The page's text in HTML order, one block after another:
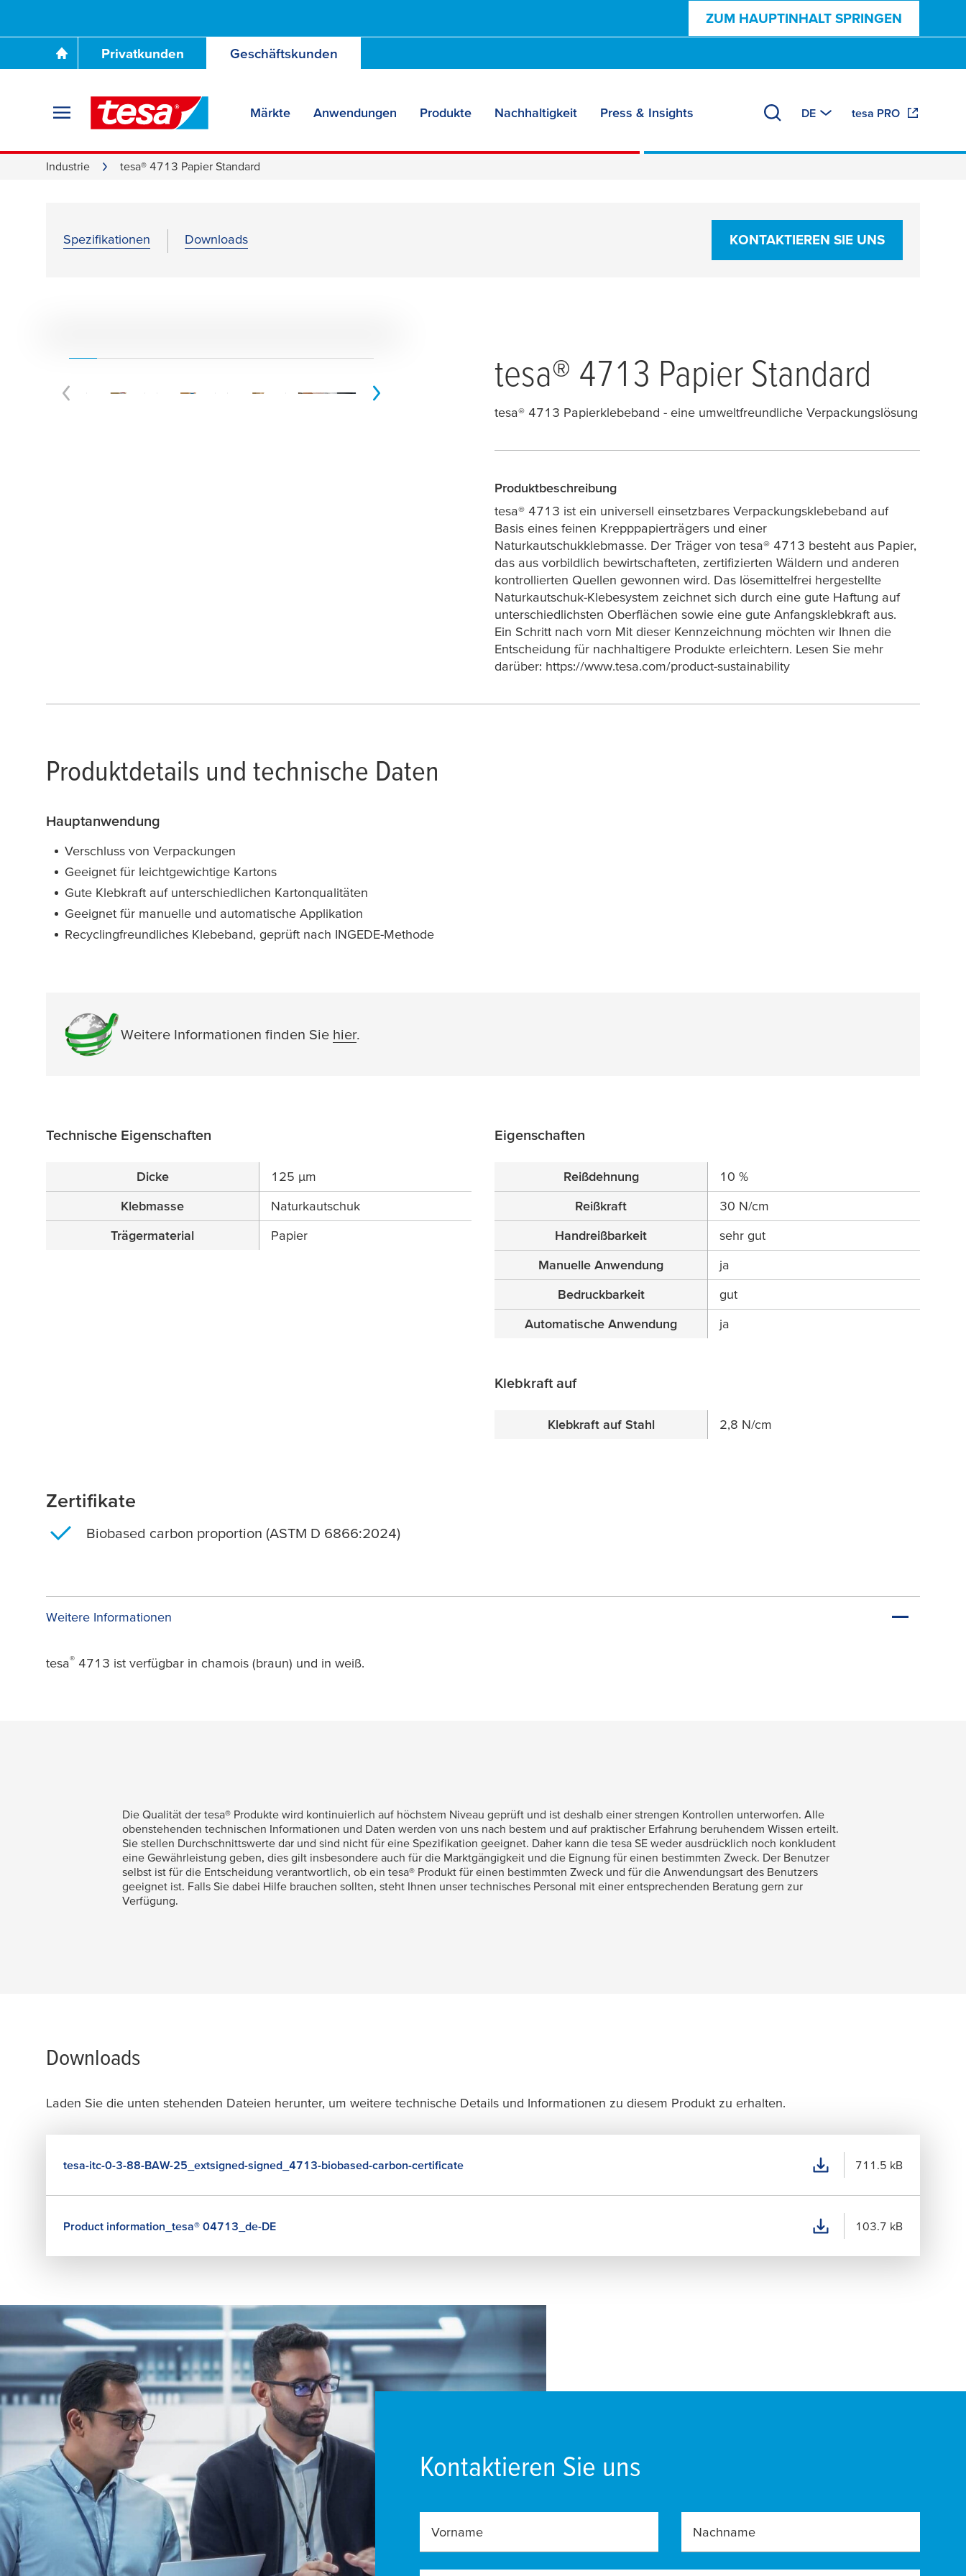
ZUM HAUPTINHALT SPRINGEN
Privatkunden Geschäftskunden
Märkte Anwendungen Produkte Nachhaltigkeit Press & Insights DE tesa PRO
Industrie tesa® 4713 Papier Standard
Spezifikationen Downloads KONTAKTIEREN SIE UNS
tesa® 4713 Papier Standard
tesa® 4713 Papierklebeband - eine umweltfreundliche Verpackungslösung
Produktbeschreibung
tesa® 4713 ist ein universell einsetzbares Verpackungsklebeband auf
Basis eines feinen Krepppapierträgers und einer
Naturkautschukklebmasse. Der Träger von tesa® 4713 besteht aus Papier,
das aus vorbildlich bewirtschafteten, zertifizierten Wäldern und anderen
kontrollierten Quellen gewonnen wird. Das lösemittelfrei hergestellte
Naturkautschuk-Klebesystem zeichnet sich durch eine gute Haftung auf
unterschiedlichsten Oberflächen sowie eine gute Anfangsklebkraft aus.
Ein Schritt nach vorn Mit dieser Kennzeichnung möchten wir Ihnen die
Entscheidung für nachhaltigere Produkte erleichtern. Lesen Sie mehr
darüber: https://www.tesa.com/product-sustainability
Produktdetails und technische Daten
Hauptanwendung
Verschluss von Verpackungen
Geeignet für leichtgewichtige Kartons
Gute Klebkraft auf unterschiedlichen Kartonqualitäten
Geeignet für manuelle und automatische Applikation
Recyclingfreundliches Klebeband, geprüft nach INGEDE-Methode
Weitere Informationen finden Sie hier.
Technische Eigenschaften
Dicke 125 µm
Klebmasse
Naturkautschuk
Trägermaterial
Papier
Eigenschaften
Reißdehnung
10 %
Reißkraft
30 N/cm
Handreißbarkeit
sehr gut
Manuelle Anwendung
ja
Bedruckbarkeit
gut
Automatische Anwendung
ja
Klebkraft auf
Klebkraft auf Stahl 2,8 N/cm
Zertifikate
Biobased carbon proportion (ASTM D 6866:2024)
Weitere Informationen
tesa® 4713 ist verfügbar in chamois (braun) und in weiß.
Die Qualität der tesa® Produkte wird kontinuierlich auf höchstem Niveau geprüft und ist deshalb einer strengen Kontrollen unterworfen. Alle
obenstehenden technischen Informationen und Daten werden von uns nach bestem und auf praktischer Erfahrung beruhendem Wissen erteilt.
Sie stellen Durchschnittswerte dar und sind nicht für eine Spezifikation geeignet. Daher kann die tesaSE weder ausdrücklich noch konkludent
eine Gewährleistung geben, dies gilt insbesondere auch für die Marktgängigkeit und die Eignung für einen bestimmten Zweck. Der Benutzer
selbst ist für die Entscheidung verantwortlich, ob ein tesa® Produkt für einen bestimmten Zweck und für die Anwendungsart des Benutzers
geeignet ist. Falls Sie dabei Hilfe brauchen sollten, steht Ihnen unser technisches Personal mit einer entsprechenden Beratung gern zur
Verfügung.
Downloads
Laden Sie die unten stehenden Dateien herunter, um weitere technische Details und Informationen zu diesem Produkt zu erhalten.
tesa-itc-0-3-88-BAW-25_extsigned-signed_4713-biobased-carbon-certificate 711.5 kB
Product information_ tesa® 04713_de-DE 103.7 kB
Kontaktieren Sie uns
Vorname Nachname